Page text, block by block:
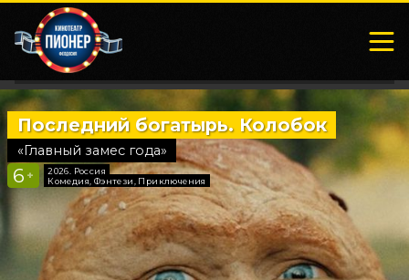
Последний богатырь. Колобок
«Главный замес года»
6 +
2026, Россия
Комедия, Фэнтези, Приключения
Старый
12
Семейный,
Комедия